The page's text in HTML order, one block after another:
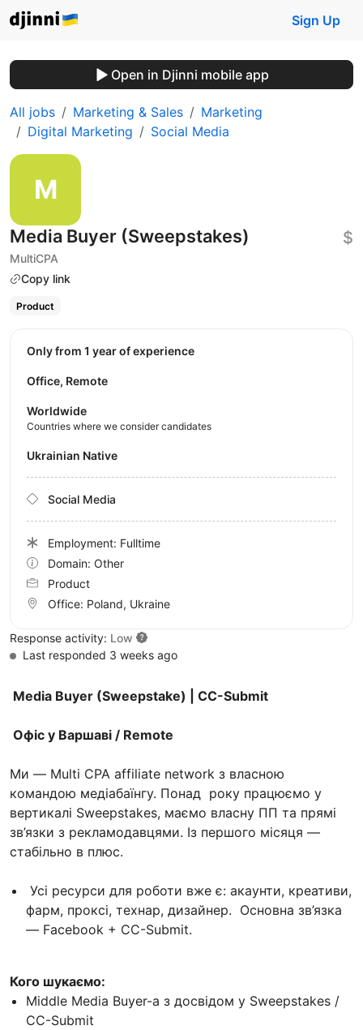
Sign Up
Open in Djinni mobile app
All jobs Marketing & Sales
Marketing
Digital Marketing
Social Media
Media Buyer (Sweepstakes)
MultiCPA
Copy link
$
Product
Media Buyer (Sweepstake) | CC-Submit
Офіс у Варшаві / Remote
Ми — Multi CPA affiliate network з власною
командою медіабаїнгу. Понад року працюємо у
вертикалі Sweepstakes, маємо власну ПП та прямі
зв’язки з рекламодавцями. Із першого місяця —
стабільно в плюс.
Усі ресурси для роботи вже є: акаунти, креативи,
фарм, проксі, технар, дизайнер. Основна зв’язка
— Facebook + CC-Submit.
Кого шукаємо:
Middle Media Buyer-а з досвідом у Sweepstakes /
CC-Submit
Only from 1 year of experience
Office, Remote
Worldwide
Countries where we consider candidates
Ukrainian Native
Social Media
Employment: Fulltime
Domain: Other
Product
Office: Poland, Ukraine
Response activity: Low
Last responded 3 weeks ago